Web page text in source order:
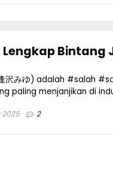
Bintang
沢みゆ) adalah #salah
paling menjanjikan di
2025 2